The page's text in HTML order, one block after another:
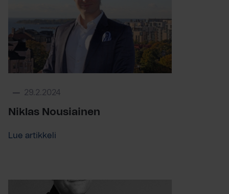
29.2.2024
Niklas Nousiainen
Lue artikkeli